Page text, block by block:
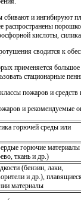
и ингибируют
распространены
кислоты,
сводится к
применяется
стационарные
пожаров и средств
и рекомендуемые
горючей среды или
горючие материалы
ткань и др.)
(бензин, лаки,
и др.),
материалы